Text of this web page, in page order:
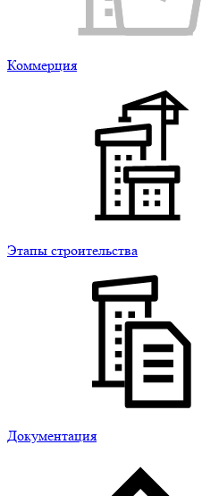
Коммерция
Этапы строительства
Документация